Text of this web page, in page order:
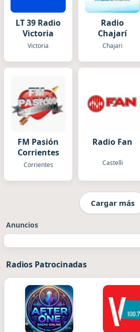
LT 39 Radio
Victoria
Victoria
Radio
Chajarí
Chajari
FM Pasión
Corrientes
Corrientes
Radio Fan
Castelli
Cargar más
Anuncios
Radios Patrocinadas